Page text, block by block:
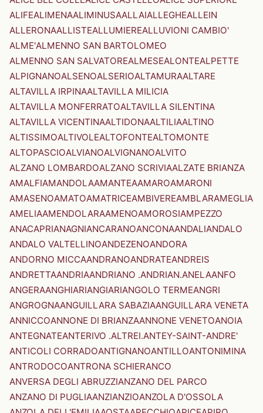
ALIFEALIMENAALIMINUSAALLAIALLEGHEALLEIN
ALLERONAALLISTEALLUMIEREALLUVIONI CAMBIO'
ALME'ALMENNO SAN BARTOLOMEO
ALMENNO SAN SALVATOREALMESEALONTEALPETTE
ALPIGNANOALSENOALSERIOALTAMURAALTARE
ALTAVILLA IRPINAALTAVILLA MILICIA
ALTAVILLA MONFERRATOALTAVILLA SILENTINA
ALTAVILLA VICENTINAALTIDONAALTILIAALTINO
ALTISSIMOALTIVOLEALTOFONTEALTOMONTE
ALTOPASCIOALVIANOALVIGNANOALVITO
ALZANO LOMBARDOALZANO SCRIVIAALZATE BRIANZA
AMALFIAMANDOLAAMANTEAAMAROAMARONI
AMASENOAMATOAMATRICEAMBIVEREAMBLARAMEGLIA
AMELIAAMENDOLARAAMENOAMOROSIAMPEZZO
ANACAPRIANAGNIANCARANOANCONAANDALIANDALO
ANDALO VALTELLINOANDEZENOANDORA
ANDORNO MICCAANDRANOANDRATEANDREIS
ANDRETTAANDRIAANDRIANO .ANDRIAN.ANELAANFO
ANGERAANGHIARIANGIARIANGOLO TERMEANGRI
ANGROGNAANGUILLARA SABAZIAANGUILLARA VENETA
ANNICCOANNONE DI BRIANZAANNONE VENETOANOIA
ANTEGNATEANTERIVO .ALTREI.ANTEY-SAINT-ANDRE'
ANTICOLI CORRADOANTIGNANOANTILLOANTONIMINA
ANTRODOCOANTRONA SCHIERANCO
ANVERSA DEGLI ABRUZZIANZANO DEL PARCO
ANZANO DI PUGLIAANZIANZIOANZOLA D'OSSOLA